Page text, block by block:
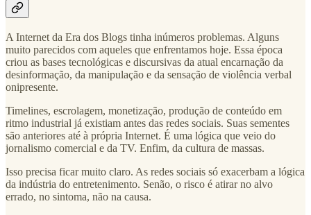
A Internet da Era dos Blogs tinha inúmeros problemas. Alguns
muito parecidos com aqueles que enfrentamos hoje. Essa época
criou as bases tecnológicas e discursivas da atual encarnação da
desinformação, da manipulação e da sensação de violência verbal
onipresente.
Timelines, escrolagem, monetização, produção de conteúdo em
ritmo industrial já existiam antes das redes sociais. Suas sementes
são anteriores até à própria Internet. É uma lógica que veio do
jornalismo comercial e da TV. Enfim, da cultura de massas.
Isso precisa ficar muito claro. As redes sociais só exacerbam a lógica
da indústria do entretenimento. Senão, o risco é atirar no alvo
errado, no sintoma, não na causa.